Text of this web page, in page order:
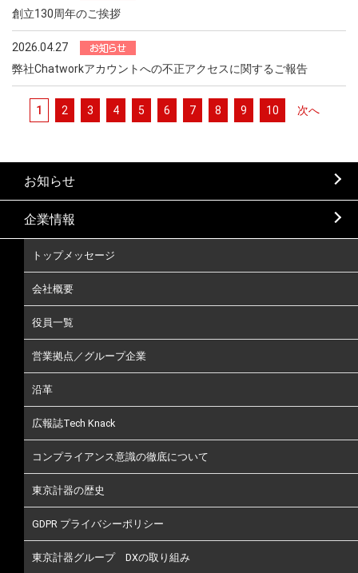
創立130周年のご挨拶
2026.04.27
弊社Chatworkアカウントへの不正アクセスに関するご報告
1 2 3 4 5 6 7 8 9 10 次へ
お知らせ
企業情報
トップメッセージ
会社概要
役員一覧
営業拠点／グループ企業
沿革
広報誌Tech Knack
コンプライアンス意識の徹底について
東京計器の歴史
GDPR プライバシーポリシー
東京計器グループ DXの取り組み